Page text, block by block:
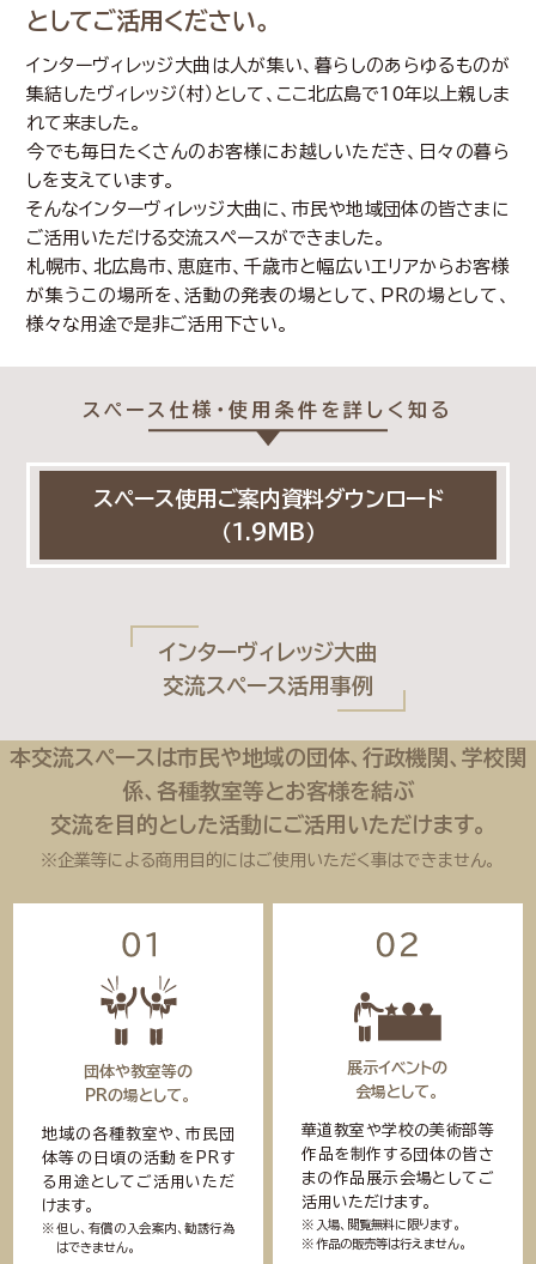
としてご活用ください。
インターヴィレッジ大曲は人が集い、暮らしのあらゆるものが
集結したヴィレッジ（村）として、ここ北広島で10年以上親しま
れて来ました。
今でも毎日たくさんのお客様にお越しいただき、日々の暮ら
しを支えています。
そんなインターヴィレッジ大曲に、市民や地域団体の皆さまに
ご活用いただける交流スペースができました。
札幌市、北広島市、恵庭市、千歳市と幅広いエリアからお客様
が集うこの場所を、活動の発表の場として、ＰＲの場として、
様々な用途で是非ご活用下さい。
スペース仕様・使用条件を詳しく知る
スペース使用ご案内資料ダウンロード
（1.9MB）
インターヴィレッジ大曲
交流スペース活用事例
本交流スペースは市民や地域の団体、行政機関、学校関
係、各種教室等とお客様を結ぶ
交流を目的とした活動にご活用いただけます。
※企業等による商用目的にはご使用いただく事はできません。
団体や教室等の
PRの場として。
地域の各種教室や、市民団
体等の日頃の活動をPRす
る用途としてご活用いただ
けます。
但し、有償の入会案内、勧誘行為
はできません。
展示イベントの
会場として。
華道教室や学校の美術部等
作品を制作する団体の皆さ
まの作品展示会場としてご
活用いただけます。
入場、閲覧無料に限ります。
作品の販売等は行えません。